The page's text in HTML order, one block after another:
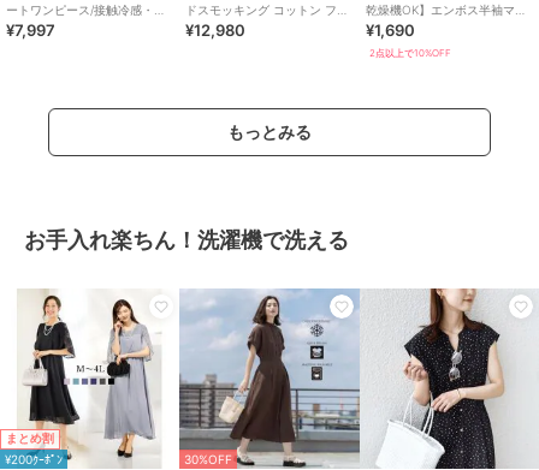
ートワンピース/接触冷感・防
シワ・リンクコーデ
¥7,997
ドスモッキング コットン フレ
ア ノースリーブ ワンピース
¥12,980
乾燥機OK】エンボス半袖マキ
シワンピース 全4色
¥1,690
2点以上で10%OFF
もっとみる
お手入れ楽ちん！洗濯機で洗える
まとめ割
¥200ｸｰﾎﾟﾝ 30%OFF